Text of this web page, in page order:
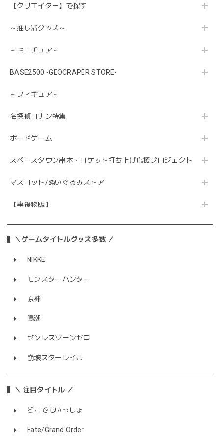
【クリエイター】で探す
～推し活グッズ～
～ミニチュア～
BASE2500 -GEOCRAPER STORE-
～フィギュア～
名探偵コナン特集
ボードゲーム
スペースタウン串本・ロケット打ち上げ応援プロジェクト
マスコット/ぬいぐるみストア
【事後物販】
＼ゲームタイトルグッズ多数 ／
NIKKE
モンスターハンター
原神
鳴潮
ゼンレスゾーンゼロ
崩壊スターレイル
＼ 注目タイトル ／
どこでもいっしょ
Fate/Grand Order